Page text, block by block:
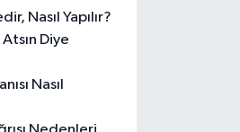
Nasıl Yapılır?
Diye
Nasıl